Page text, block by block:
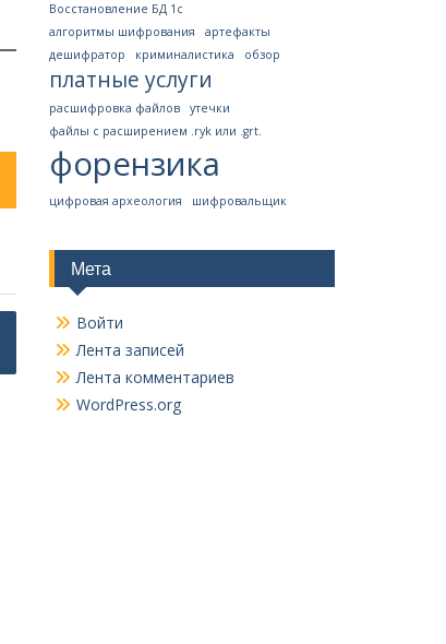
Восстановление БД 1с
алгоритмы шифрования
артефакты
дешифратор
криминалистика обзор
платные услуги
расшифровка файлов
утечки
файлы с расширением .ryk или .grt.
форензика
цифровая археология шифровальщик
Мета
Войти
Лента записей
Лента комментариев
WordPress.org